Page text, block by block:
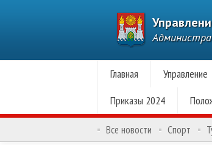
Главная Управление
Приказы 2024
Все новости Спорт